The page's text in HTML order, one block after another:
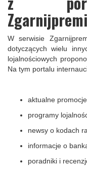
W serwisie
dotyczących wielu
lojalnościowych
Na tym portalu
aktualne
programy
newsy o kodach
informacje o
poradniki i